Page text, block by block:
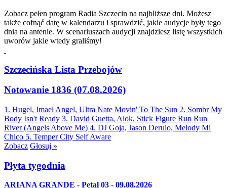
Zobacz pełen program Radia Szczecin na najbliższe dni. Możesz
także cofnąć datę w kalendarzu i sprawdzić, jakie audycje były tego
dnia na antenie. W scenariuszach audycji znajdziesz listę wszystkich
uworów jakie wtedy graliśmy!
Szczecińska Lista Przebojów
Notowanie 1836 (07.08.2026)
1. Hugel, Imael Angel, Ultra Nate Movin' To The Sun 2. Sombr My
Body Isn't Ready 3. David Guetta, Alok, Stick Figure Run Run
River (Angels Above Me) 4. DJ Goja, Jason Derulo, Melody Mi
Chico 5. Temper City Self Aware
Zobacz Głosuj »
Płyta tygodnia
ARIANA GRANDE - Petal 03 - 09.08.2026